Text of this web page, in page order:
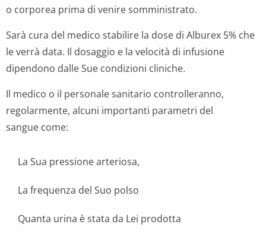
o corporea prima di venire somministrato.
Sarà cura del medico stabilire la dose di Alburex 5% che
le verrà data. Il dosaggio e la velocità di infusione
dipendono dalle Sue condizioni cliniche.
Il medico o il personale sanitario controlleranno,
regolarmente, alcuni importanti parametri del
sangue come:
La Sua pressione arteriosa,
La frequenza del Suo polso
Quanta urina è stata da Lei prodotta